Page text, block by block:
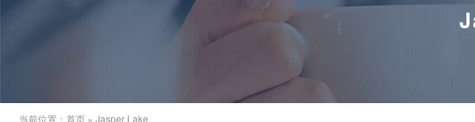
当前位置： 首页 » Jasper Lake